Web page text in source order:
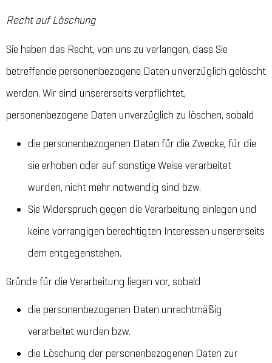
Recht auf Löschung
Sie haben das Recht, von uns zu verlangen, dass Sie
betreffende personenbezogene Daten unverzüglich gelöscht
werden. Wir sind unsererseits verpflichtet,
personenbezogene Daten unverzüglich zu löschen, sobald
die personenbezogenen Daten für die Zwecke, für die
sie erhoben oder auf sonstige Weise verarbeitet
wurden, nicht mehr notwendig sind bzw.
Sie Widerspruch gegen die Verarbeitung einlegen und
keine vorrangigen berechtigten Interessen unsererseits
dem entgegenstehen.
Gründe für die Verarbeitung liegen vor, sobald
die personenbezogenen Daten unrechtmäßig
verarbeitet wurden bzw.
die Löschung der personenbezogenen Daten zur